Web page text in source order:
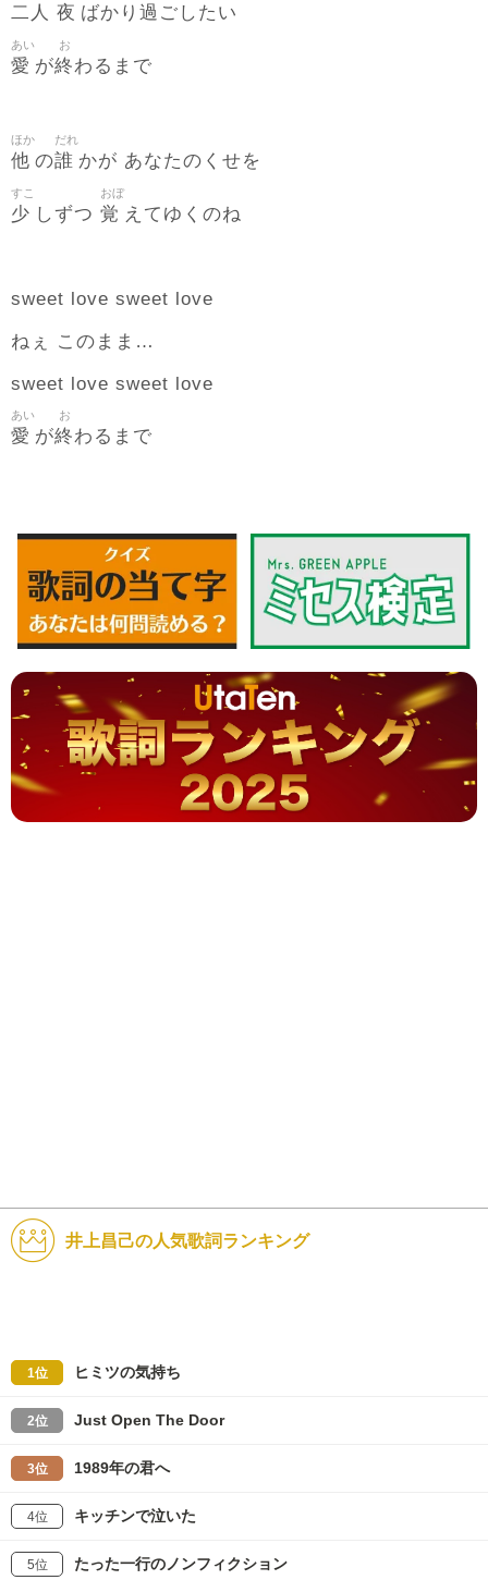
二人 夜 ばかり 過 ごしたい
愛
あい
が終
お
わるまで
他
ほか
の誰
だれ
かが あなたのくせを
少
すこ
しずつ 覚
おぼ
えてゆくのね
sweet love sweet love
ねぇ このまま…
sweet love sweet love
愛
あい
が終
お
わるまで
井上昌己の人気歌詞ランキング
1位 ヒミツの気持ち
2位 Just Open The Door
3位 1989年の君へ
4位 キッチンで泣いた
5位 たった一行のノンフィクション